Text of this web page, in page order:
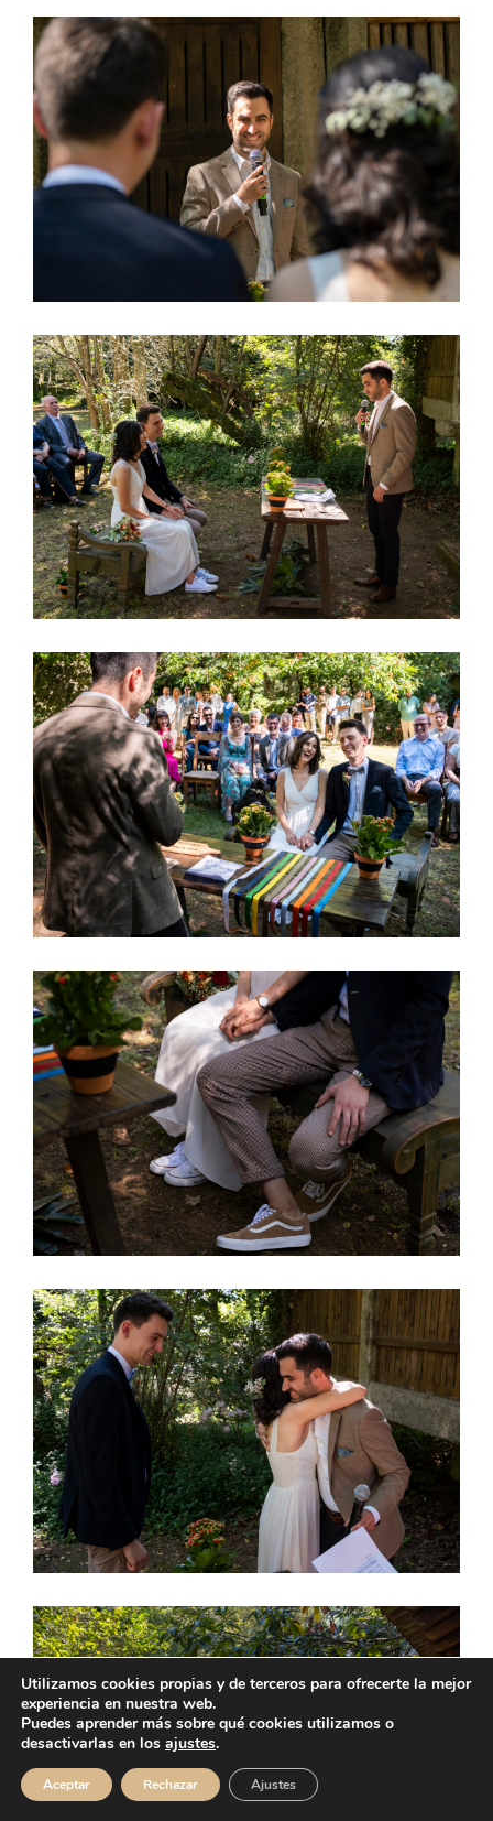
Utilizamos cookies propias y de terceros para ofrecerte la mejor
experiencia en nuestra web.
Puedes aprender más sobre qué cookies utilizamos o
desactivarlas en los ajustes.
Aceptar Rechazar Ajustes